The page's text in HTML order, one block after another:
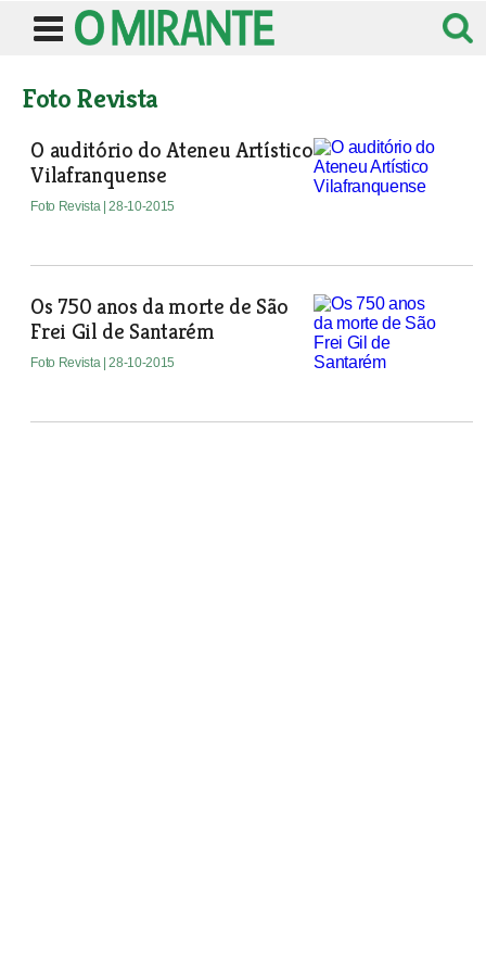
Foto Revista
O auditório do Ateneu Artístico
Vilafranquense
Foto Revista | 28-10-2015
Os 750 anos da morte de São
Frei Gil de Santarém
Foto Revista | 28-10-2015